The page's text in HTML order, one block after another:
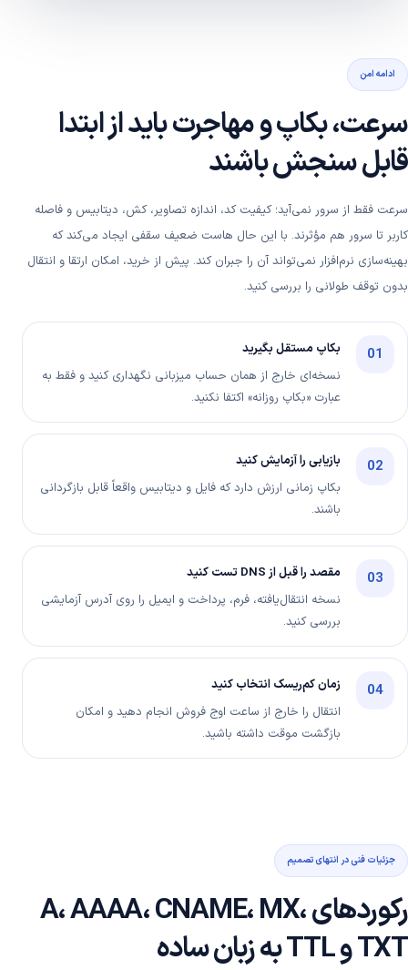
ادامه امن
سرعت، بکاپ و مهاجرت باید از ابتدا
قابل سنجش باشند
سرعت فقط از سرور نمی‌آید؛ کیفیت کد، اندازه تصاویر، کش، دیتابیس و فاصله
کاربر تا سرور هم مؤثرند. با این حال هاست ضعیف سقفی ایجاد می‌کند که
بهینه‌سازی نرم‌افزار نمی‌تواند آن را جبران کند. پیش از خرید، امکان ارتقا و انتقال
بدون توقف طولانی را بررسی کنید.
01
بکاپ مستقل بگیرید
نسخه‌ای خارج از همان حساب میزبانی نگهداری کنید و فقط به
عبارت «بکاپ روزانه» اکتفا نکنید.
02
بازیابی را آزمایش کنید
بکاپ زمانی ارزش دارد که فایل و دیتابیس واقعاً قابل بازگردانی
باشند.
03
مقصد را قبل از DNS تست کنید
نسخه انتقال‌یافته، فرم، پرداخت و ایمیل را روی آدرس آزمایشی
بررسی کنید.
04
زمان کم‌ریسک انتخاب کنید
انتقال را خارج از ساعت اوج فروش انجام دهید و امکان
بازگشت موقت داشته باشید.
جزئیات فنی در انتهای تصمیم
رکوردهای A، AAAA، CNAME، MX،
TXT و TTL به زبان ساده